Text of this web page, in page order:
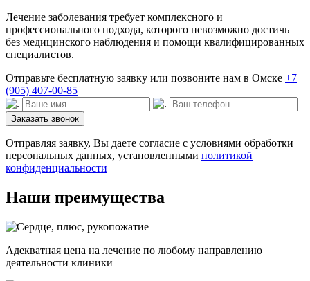
Лечение заболевания требует комплексного и
профессионального подхода, которого невозможно достичь
без медицинского наблюдения и помощи квалифицированных
специалистов.
Отправьте бесплатную заявку или позвоните нам в Омске +7
(905) 407-00-85
Заказать звонок
Отправляя заявку, Вы даете согласие с условиями обработки
персональных данных, установленными политикой
конфиденциальности
Наши преимущества
Адекватная цена на лечение по любому направлению
деятельности клиники